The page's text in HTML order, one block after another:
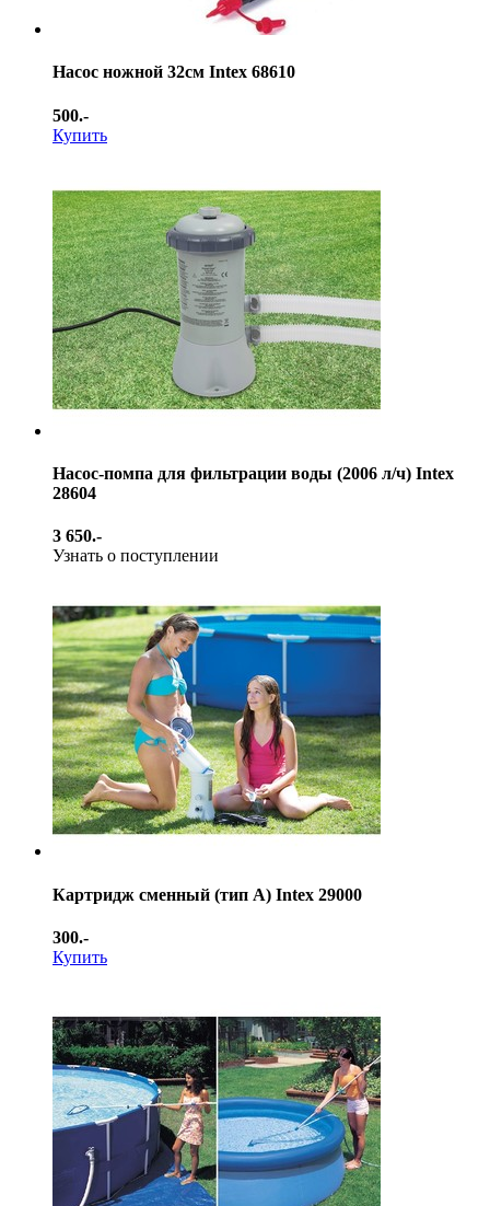
Насос ножной 32см Intex 68610
500.-
Купить
Насос-помпа для фильтрации воды (2006 л/ч) Intex
28604
3 650.-
Узнать о поступлении
Картридж сменный (тип А) Intex 29000
300.-
Купить